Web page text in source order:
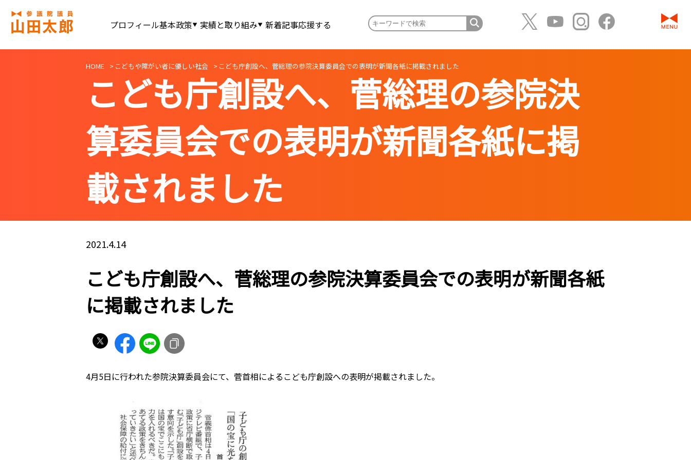
プロフィール基本政策 実績と取り組み 新着記事応援する
HOME こどもや障がい者に優しい社会 こども庁創設へ、菅総理の参院決算委員会での表明が新聞各紙に掲載されました
こども庁創設へ、菅総理の参院決
算委員会での表明が新聞各紙に掲
載されました
2021.4.14
こども庁創設へ、菅総理の参院決算委員会での表明が新聞各紙
に掲載されました
4月5日に行われた参院決算委員会にて、菅首相によるこども庁創設への表明が掲載されました。